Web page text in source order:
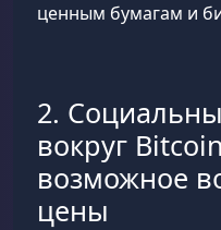
ценным бумагам и
2.
вокруг
возможное
цены